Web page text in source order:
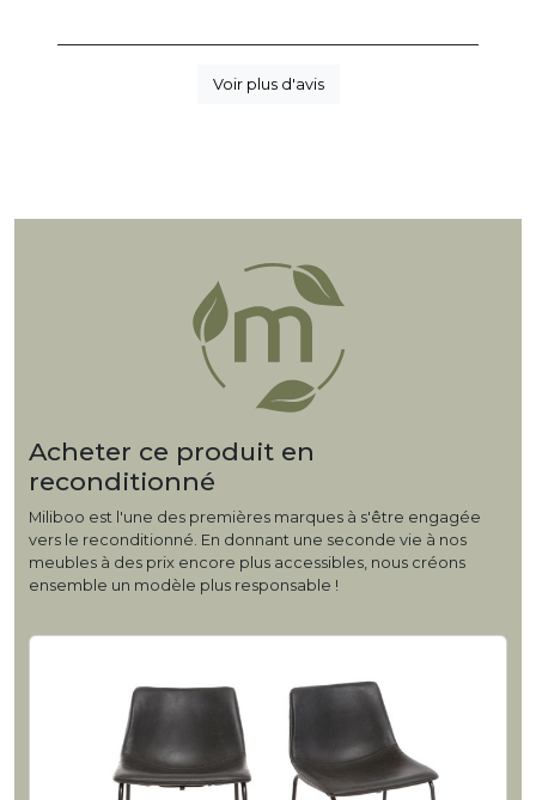
Voir plus d'avis
Acheter ce produit en
reconditionné
Miliboo est l'une des premières marques à s'être engagée
vers le reconditionné. En donnant une seconde vie à nos
meubles à des prix encore plus accessibles, nous créons
ensemble un modèle plus responsable !